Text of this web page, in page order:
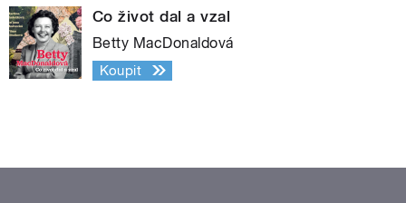
Co život dal a vzal
Betty MacDonaldová
Koupit